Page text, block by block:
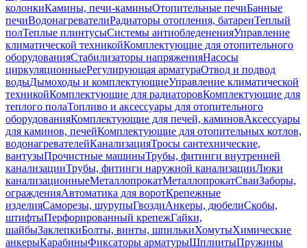
колонкиКамины, печи-каминыОтопительные печиБанные
печиВодонагревателиРадиаторы отопления, батареиТеплый
полТеплые плинтусыСистемы антиобледененияУправление
климатической техникойКомплектующие для отопительного
оборудованияСтабилизаторы напряженияНасосы
циркуляционныеРегулирующая арматураОтвод и подвод
водыДымоходы и комплектующиеУправление климатической
техникойКомплектующие для радиаторовКомплектующие для
теплого полаТопливо и аксессуары для отопительного
оборудованияКомплектующие для печей, каминовАксессуары
для каминов, печейКомплектующие для отопительных котлов,
водонагревателейКанализацияТросы сантехнические,
вантузыПрочистные машиныТрубы, фитинги внутренней
канализацииТрубы, фитинги наружной канализацииЛюки
канализационныеМеталлопрокатМеталлопрокатСваиЗаборы,
огражденияАвтоматика для воротКрепежные
изделияСаморезы, шурупыГвоздиАнкеры, дюбелиСкобы,
штифтыПерфорированный крепежГайки,
шайбыЗаклепкиБолты, винты, шпилькиХомутыХимические
анкерыКарабиныФиксаторы арматурыШплинтыПружины